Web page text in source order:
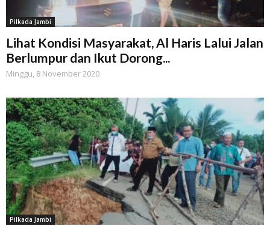
Pilkada Jambi
Lihat Kondisi Masyarakat, Al Haris Lalui Jalan
Berlumpur dan Ikut Dorong...
Minggu, 8 November 2020
Pilkada Jambi